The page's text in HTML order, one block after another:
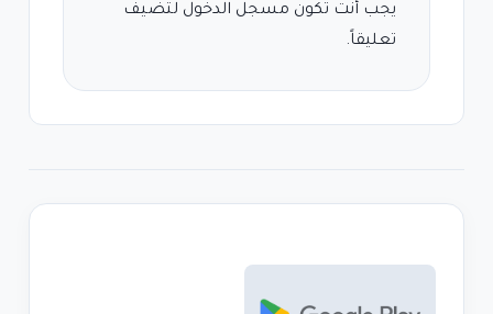
يجب أنت تكون مسجل الدخول لتضيف
تعليقاً.